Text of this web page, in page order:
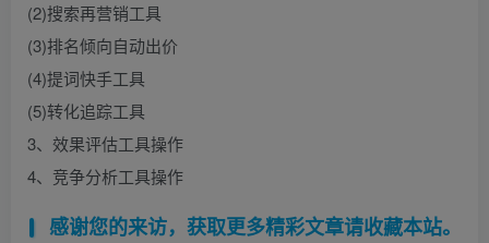
(2)搜索再营销工具
(3)排名倾向自动出价
(4)提词快手工具
(5)转化追踪工具
3、效果评估工具操作
4、竞争分析工具操作
感谢您的来访，获取更多精彩文章请收藏本站。